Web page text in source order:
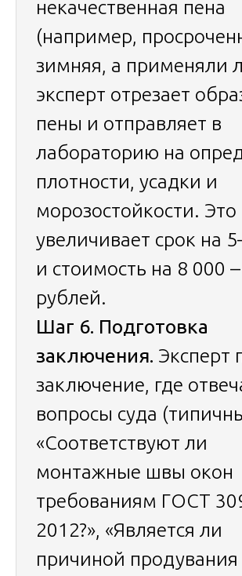
некачественная пена
(например,
зимняя, а применяли
эксперт отрезает
пены и отправляет в
лабораторию на
плотности, усадки и
морозостойкости. Это
увеличивает срок на
и стоимость на 8 000
рублей.
Шаг 6. Подготовка
заключения. Эксперт
заключение, где
вопросы суда
«Соответствуют ли
монтажные швы окон
требованиям ГОСТ
2012?», «Является ли
причиной продувания